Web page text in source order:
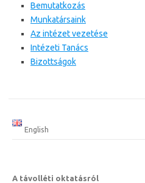
Bemutatkozás
Munkatársaink
Az intézet vezetése
Intézeti Tanács
Bizottságok
English
A távolléti oktatásról